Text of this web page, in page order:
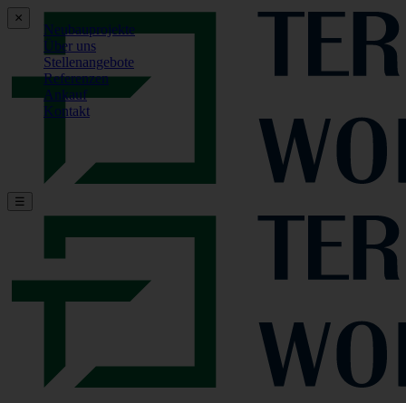
×
Neubauprojekte
Über uns
Stellenangebote
Referenzen
Ankauf
Kontakt
☰